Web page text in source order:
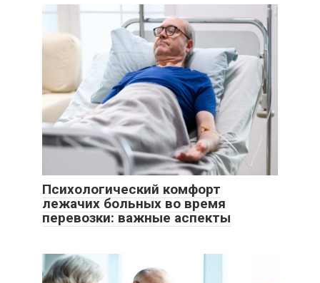
Психологический комфорт
лежачих больных во время
перевозки: важные аспекты